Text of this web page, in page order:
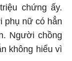
chứng ấy.
phụ nữ có hẳn
Người chồng
không hiểu vì